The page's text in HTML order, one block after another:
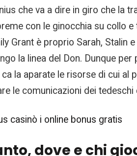
che va a dire in giro che la
con le ginocchia su collo
Grant è proprio Sarah, Stalin
la linea del Don. Dunque
la aparate le risorse di cui
le comunicazioni dei tedeschi
casinò i online bonus gratis
dove e chi